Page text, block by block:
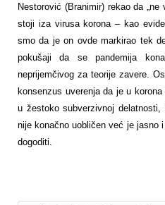
Nestorović (Branimir) rekao da
stoji iza virusa korona – kao
smo da je on ovde markirao tek
pokušaji da se pandemija
neprijemčivog za teorije zavere.
konsenzus uverenja da je u
u žestoko subverzivnoj
nije konačno uobličen već je jasno
dogoditi.